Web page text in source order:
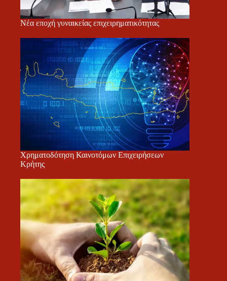
Νέα εποχή γυναικείας επιχειρηματικότητας
Χρηματοδότηση Καινοτόμων Επιχειρήσεων
Κρήτης